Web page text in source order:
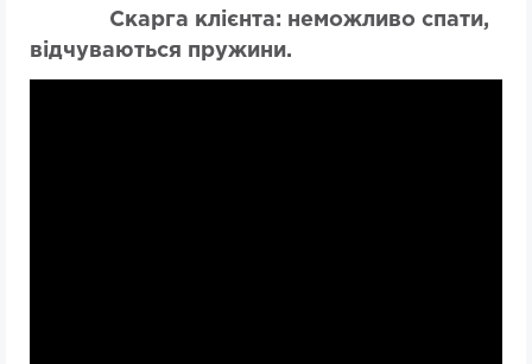
Скарга клієнта: неможливо спати,
відчуваються пружини.